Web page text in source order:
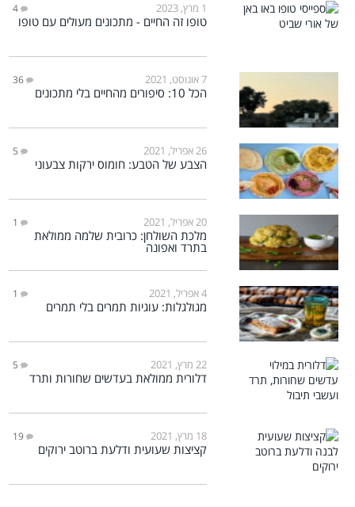
1 מרץ, 2023 4
טופו זה החיים - מתכונים מעולים עם טופו
7 אוגוסט, 2021 36
הכל 10: סיפורים מהחיים בלי מתכונים
26 אפריל, 2021 5
הצבע של הטבע: חומוס ירקות צבעוני
20 אפריל, 2021 1
מלכת השולחן: כרובית שלמה ממולאת
בתרד ואפונה
4 אפריל, 2021 1
מגולגלות: עוגיות תמרים בלי תמרים
22 מרץ, 2021 5
דלורית ממולאת בעדשים שחורות ותרד
18 מרץ, 2021 19
קציצות שעועית ודלעת ברוטב ירוקים